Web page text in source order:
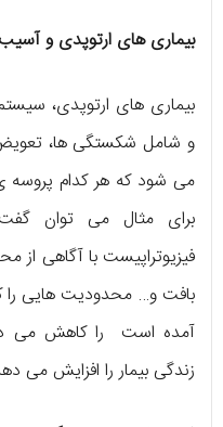
بیماری های ارتوپدی و
بیماری های ارتوپدی،
و شامل شکستگی ها،
می شود که هر کدام پروسه
برای مثال می توان
فیزیوتراپیست با آگاهی
بافت و… محدودیت هایی را
زندگی بیمار را افزایش می